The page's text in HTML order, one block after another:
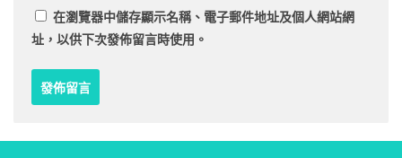
在瀏覽器中儲存顯示名稱、電子郵件地址及個人網站網
址，以供下次發佈留言時使用。